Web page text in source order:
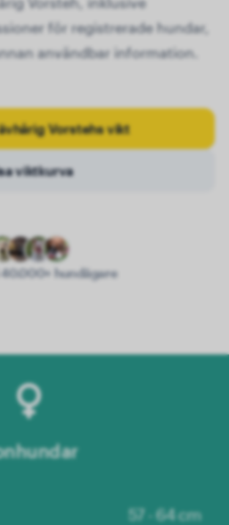
för registrerade hundar,
användbar information.
Vorstehs vikt
viktkurva
40.000+ hundägare
57 - 64 cm